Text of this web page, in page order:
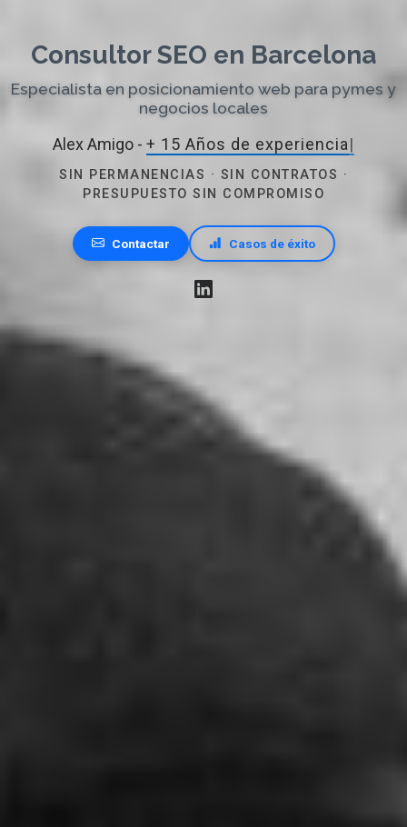
Consultor SEO en Barcelona
Especialista en posicionamiento web para pymes y
negocios locales
Alex Amigo - + 15 Años de experien|
SIN PERMANENCIAS · SIN CONTRATOS ·
PRESUPUESTO SIN COMPROMISO
Contactar Casos de éxito